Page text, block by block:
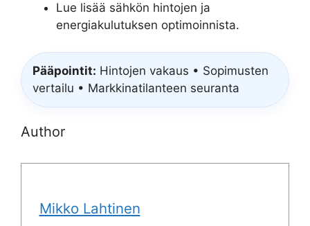
Lue lisää sähkön hintojen ja
energiakulutuksen optimoinnista.
Pääpointit: Hintojen vakaus • Sopimusten
vertailu • Markkinatilanteen seuranta
Author
Mikko Lahtinen